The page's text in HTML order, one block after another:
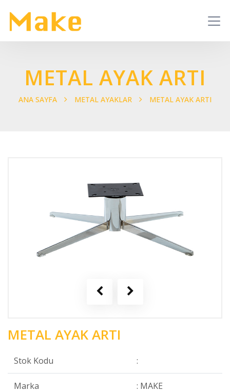
METAL AYAK ARTI
ANA SAYFA METAL AYAKLAR METAL AYAK ARTI
METAL AYAK ARTI
Stok Kodu :
Marka : MAKE